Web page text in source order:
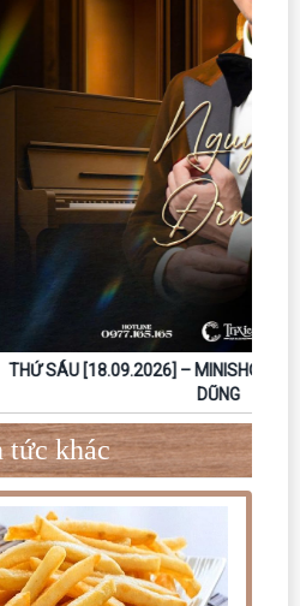
NGUYỄN ĐÌNH TUẤN
tức khác